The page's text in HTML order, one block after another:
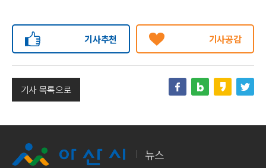
기사추천 기사공감
기사 목록으로
뉴스